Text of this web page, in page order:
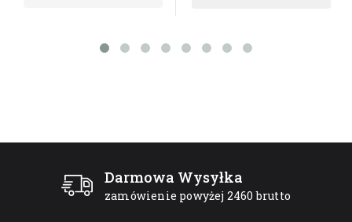
Darmowa Wysyłka
zamówienie powyżej 2460 brutto